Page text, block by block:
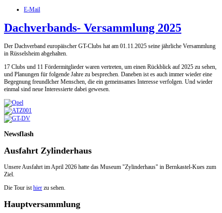
E-Mail
Dachverbands- Versammlung 2025
Der Dachverband europäischer GT-Clubs hat am 01.11.2025 seine jährliche Versammlung
in Rüsselsheim abgehalten.
17 Clubs und 11 Fördermitglieder waren vertreten, um einen Rückblick auf 2025 zu sehen,
und Planungen für folgende Jahre zu besprechen. Daneben ist es auch immer wieder eine
Begegnung freundlcher Menschen, die ein gemeinsames Interesse verfolgen. Und wieder
einmal sind neue Interessierte dabei gewesen.
Newsflash
Ausfahrt Zylinderhaus
Unsere Ausfahrt im April 2026 hatte das Museum "Zylinderhaus" in Bernkastel-Kues zum
Ziel.
Die Tour isthier zu sehen.
Hauptversammlung